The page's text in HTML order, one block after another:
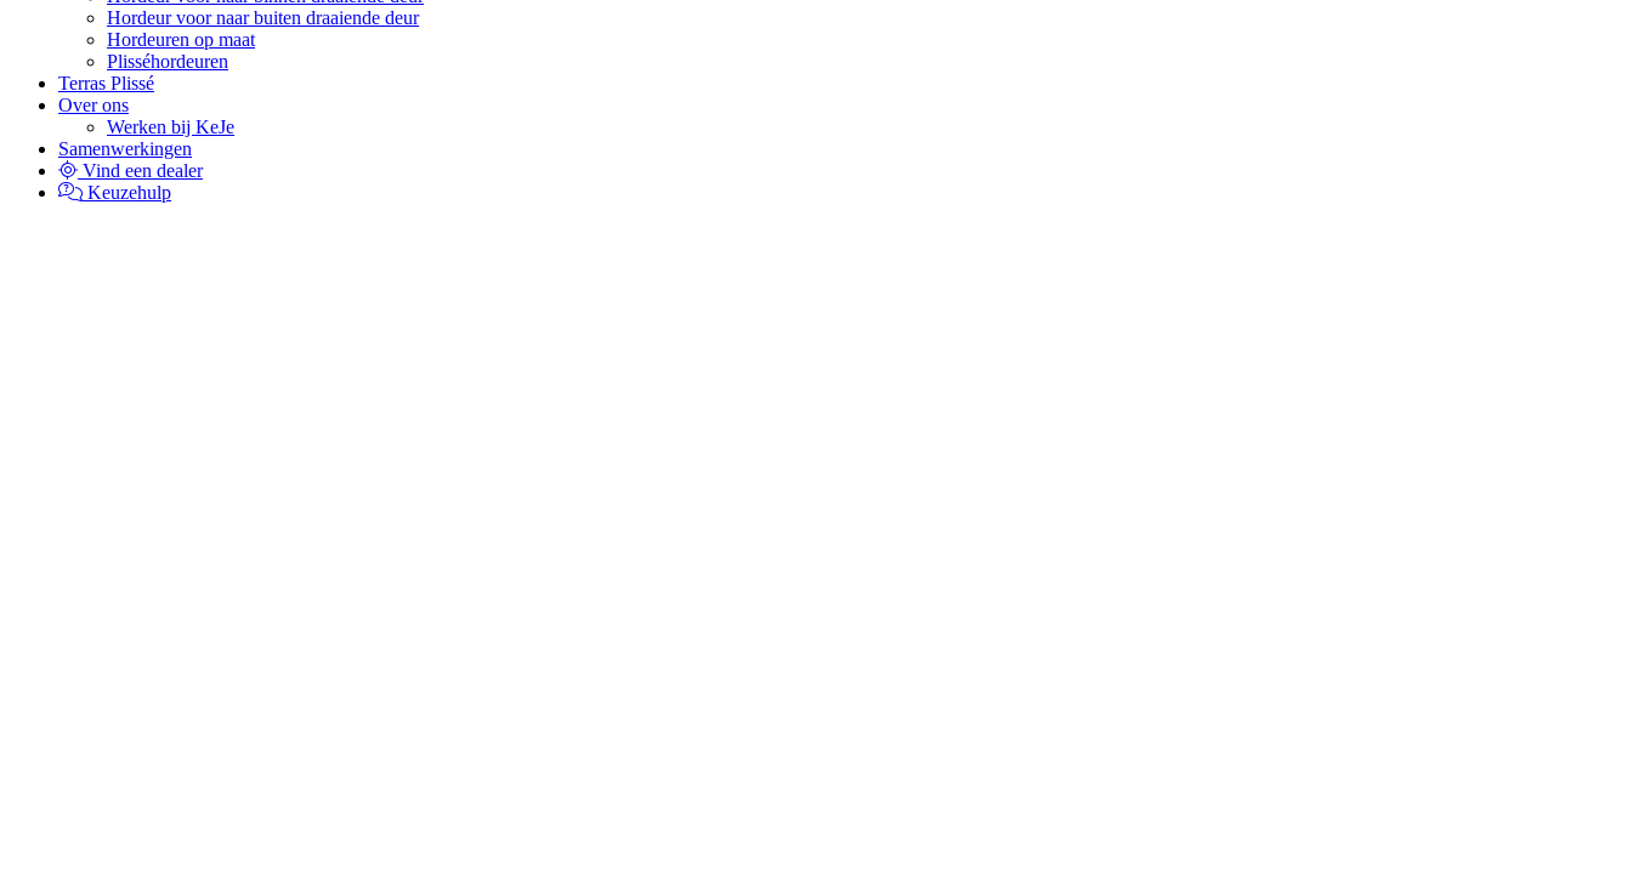
Hordeur voor naar buiten draaiende deur
Hordeuren op maat
Plisséhordeuren
Terras Plissé
Over ons
Werken bij KeJe
Samenwerkingen
Vind een dealer
Keuzehulp